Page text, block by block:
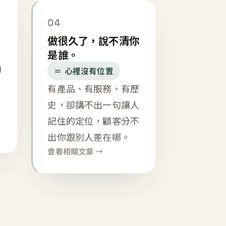
04
做很久了，說不清你
是誰。
＝ 心裡沒有位置
有產品、有服務、有歷
史，卻講不出一句讓人
記住的定位，顧客分不
出你跟別人差在哪。
查看相關文章 →